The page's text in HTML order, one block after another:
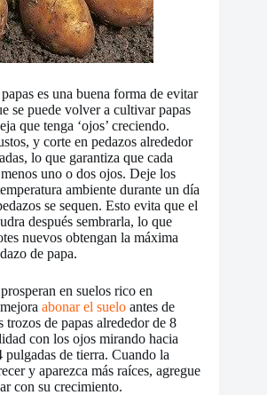
es una buena forma de evitar
se puede volver a cultivar papas
que tenga ‘ojos’ creciendo.
y corte en pedazos alrededor
lo que garantiza que cada
uno o dos ojos. Deje los
ambiente durante un día
se sequen. Esto evita que el
después sembrarla, lo que
nuevos obtengan la máxima
de papa.
en suelos rico en
abonar el suelo antes de
trozos de papas alrededor de 8
con los ojos mirando hacia
de tierra. Cuando la
y aparezca más raíces, agregue
con su crecimiento.